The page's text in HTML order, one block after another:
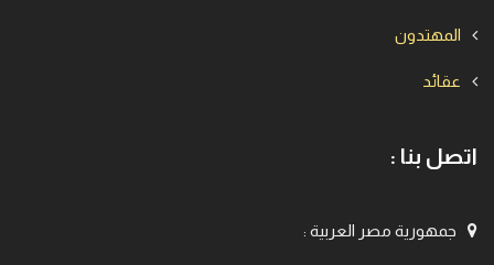
المهتدون
عقائد
اتصل بنا :
جمهورية مصر العربية :